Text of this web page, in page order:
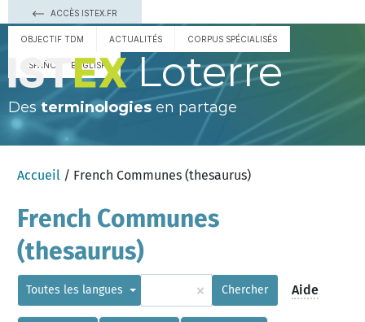
ACCÈS ISTEX.FR
OBJECTIF TDM ACTUALITÉS CORPUS SPÉCIALISÉS
ESPAÑOL ENGLISH Loterre
Des terminologies en partage
Accueil / French Communes (thesaurus)
French Communes
(thesaurus)
Toutes les langues × Chercher Aide